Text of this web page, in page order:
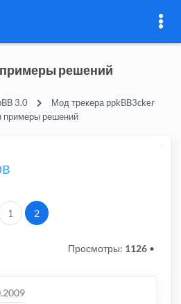
решений
3.0
Мод трекера ppkBB3cker
примеры решений
1 2
Просмотры: 1126 •